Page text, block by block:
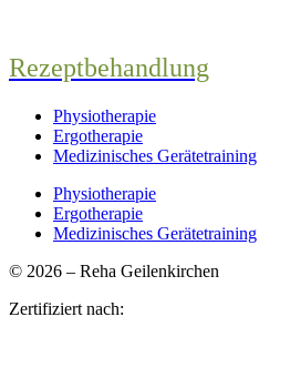
Rezeptbehandlung
Physiotherapie
Ergotherapie
Medizinisches Gerätetraining
Physiotherapie
Ergotherapie
Medizinisches Gerätetraining
© 2026 – Reha Geilenkirchen
Zertifiziert nach: